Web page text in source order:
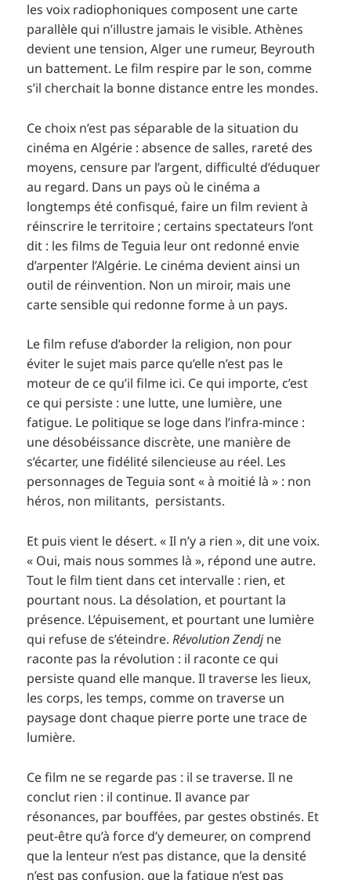
les voix radiophoniques composent une carte
parallèle qui n’illustre jamais le visible. Athènes
devient une tension, Alger une rumeur, Beyrouth
un battement. Le film respire par le son, comme
s’il cherchait la bonne distance entre les mondes.
Ce choix n’est pas séparable de la situation du
cinéma en Algérie : absence de salles, rareté des
moyens, censure par l’argent, difficulté d’éduquer
au regard. Dans un pays où le cinéma a
longtemps été confisqué, faire un film revient à
réinscrire le territoire ; certains spectateurs l’ont
dit : les films de Teguia leur ont redonné envie
d’arpenter l’Algérie. Le cinéma devient ainsi un
outil de réinvention. Non un miroir, mais une
carte sensible qui redonne forme à un pays.
Le film refuse d’aborder la religion, non pour
éviter le sujet mais parce qu’elle n’est pas le
moteur de ce qu’il filme ici. Ce qui importe, c’est
ce qui persiste : une lutte, une lumière, une
fatigue. Le politique se loge dans l’infra-mince :
une désobéissance discrète, une manière de
s’écarter, une fidélité silencieuse au réel. Les
personnages de Teguia sont « à moitié là » : non
héros, non militants, persistants.
Et puis vient le désert. « Il n’y a rien », dit une voix.
« Oui, mais nous sommes là », répond une autre.
Tout le film tient dans cet intervalle : rien, et
pourtant nous. La désolation, et pourtant la
présence. L’épuisement, et pourtant une lumière
qui refuse de s’éteindre.Révolution Zendjne
raconte pas la révolution : il raconte ce qui
persiste quand elle manque. Il traverse les lieux,
les corps, les temps, comme on traverse un
paysage dont chaque pierre porte une trace de
lumière.
Ce film ne se regarde pas : il se traverse. Il ne
conclut rien : il continue. Il avance par
résonances, par bouffées, par gestes obstinés. Et
peut-être qu’à force d’y demeurer, on comprend
que la lenteur n’est pas distance, que la densité
n’est pas confusion, que la fatigue n’est pas